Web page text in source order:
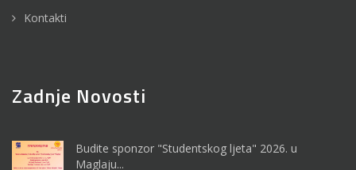
Kontakti
Zadnje Novosti
Budite sponzor "Studentskog ljeta" 2026. u
Maglaju...